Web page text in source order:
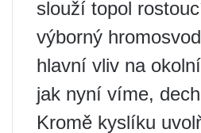
slouží topol
výborný
hlavní vliv na
jak nyní víme,
Kromě kyslíku